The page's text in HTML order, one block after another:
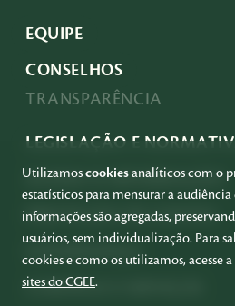
EQUIPE
CONSELHOS
TRANSPARÊNCIA
LEGISLAÇÃO E
ACESSO À INFORMAÇÃO
PRESTAÇÃO DE CONTAS
GOVERNANÇA
COMPRAS E SERVIÇOS
Utilizamoscookiesanalíticos com o
estatísticos para mensurar a audiência
informações são agregadas,
usuários, sem individualização. Para
cookies e como os utilizamos, acesse a
sites do CGEE.